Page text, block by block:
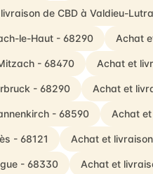
de CBD à Valdieu-
le-Haut - 68290 Achat
- 68470 Achat et
- 68290 Achat et
- 68590 Achat
- 68121 Achat et
- 68330 Achat et